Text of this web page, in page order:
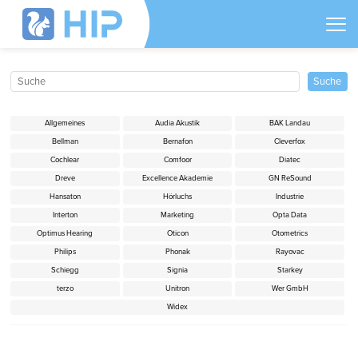
Allgemeines Audia Akustik
BAK Landau
Bellman
Bernafon
Cleverfox
Cochlear
Comfoor
Diatec
Dreve
Excellence Akademie
GN ReSound
Hansaton
Hörluchs
Industrie
Interton
Marketing
Opta Data
Optimus Hearing
Oticon
Otometrics
Philips
Phonak
Rayovac
Schiegg
Signia
Starkey
terzo
Unitron
Wer GmbH
Widex